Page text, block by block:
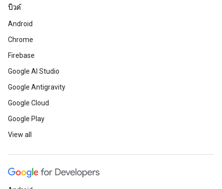
บิวด์
Android
Chrome
Firebase
Google AI Studio
Google Antigravity
Google Cloud
Google Play
View all